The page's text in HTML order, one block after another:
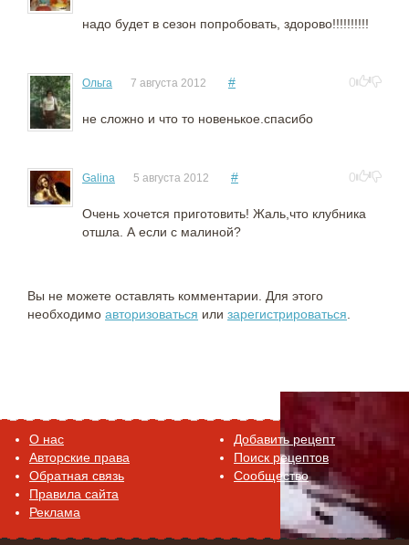
надо будет в сезон попробовать, здорово!!!!!!!!!!
Ольга 7 августа 2012 # 0
не сложно и что то новенькое.спасибо
Galina 5 августа 2012 # 0
Очень хочется приготовить! Жаль,что клубника
отшла. А если с малиной?
Вы не можете оставлять комментарии. Для этого
необходимо авторизоваться или зарегистрироваться
O нас
Авторские права
Обратная связь
Правила сайта
Реклама
Добавить рецепт
Поиск рецептов
Сообщество